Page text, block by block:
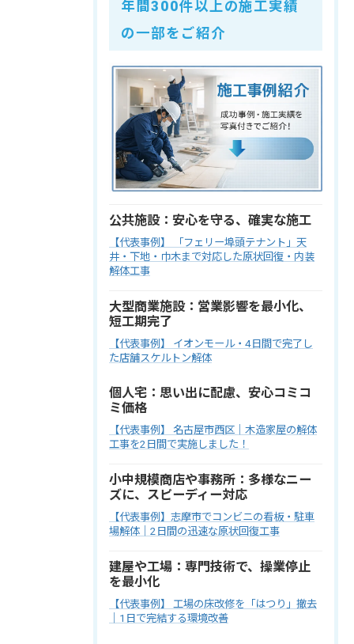
年間300件以上の施工実績
の一部をご紹介
公共施設：安心を守る、確実な施工
【代表事例】 「フェリー埠頭テナント」天
井・下地・巾木まで対応した原状回復・内装
解体工事
大型商業施設：営業影響を最小化、
短工期完了
【代表事例】 イオンモール・4日間で完了し
た店舗スケルトン解体
個人宅：思い出に配慮、安心コミコ
ミ価格
【代表事例】 名古屋市西区｜木造家屋の解体
工事を2日間で実施しました！
小中規模商店や事務所：多様なニー
ズに、スピーディー対応
【代表事例】志摩市でコンビニの看板・駐車
場解体｜2日間の迅速な原状回復工事
建屋や工場：専門技術で、操業停止
を最小化
【代表事例】 工場の床改修を「はつり」撤去
｜1日で完結する環境改善